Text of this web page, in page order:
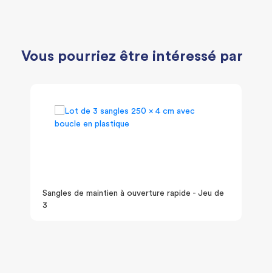
Vous pourriez être intéressé par
Sangles de maintien à ouverture rapide - Jeu de
3